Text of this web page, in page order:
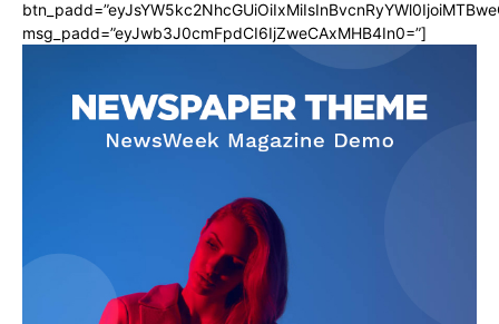
msg_padd=”eyJwb3J0cmFpdCI6IjZweCAxMHB4In0=”]